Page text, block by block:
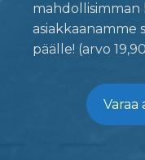
mahdollisimman
asiakkaanamme
päälle! (arvo
Varaa